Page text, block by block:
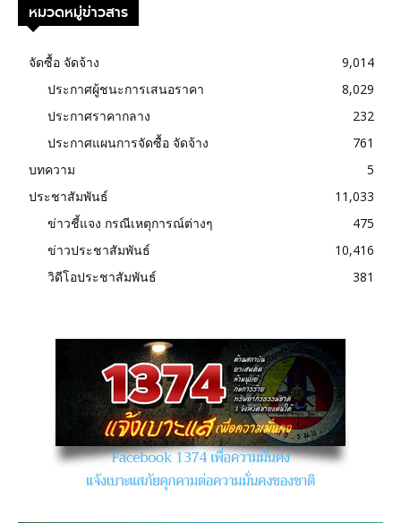
หมวดหมู่ข่าวสาร
จัดซื้อ จัดจ้าง
9,014
ประกาศผู้ชนะการเสนอราคา
8,029
ประกาศราคากลาง
232
ประกาศแผนการจัดซื้อ จัดจ้าง
761
บทความ
5
ประชาสัมพันธ์
11,033
ข่าวชี้แจง กรณีเหตุการณ์ต่างๆ
475
ข่าวประชาสัมพันธ์
10,416
วิดีโอประชาสัมพันธ์
381